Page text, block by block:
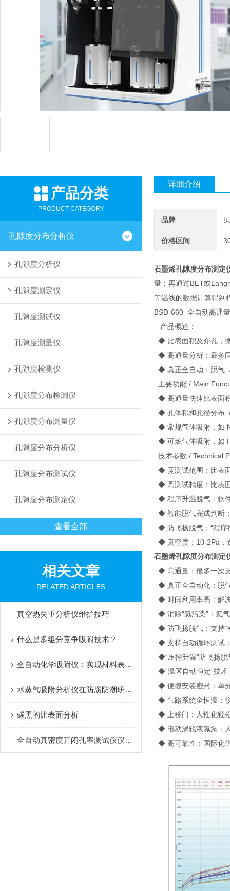
产品分类
PRODUCT CATEGORY
孔隙度分布分析仪
孔隙度分析仪
孔隙度测定仪
孔隙度测试仪
孔隙度测量仪
孔隙度检测仪
孔隙度分布检测仪
孔隙度分布测量仪
孔隙度分布分析仪
孔隙度分布测试仪
孔隙度分布测定仪
查看全部
相关文章
RELATED ARTICLES
真空热失重分析仪维护技巧
什么是多组分竞争吸附技术？
全自动化学吸附仪：实现材料表面研究的智能化
水蒸气吸附分析仪在防腐防潮研究中的关键作用
碳黑的比表面分析
全自动真密度开闭孔率测试仪仪器原理
详细介绍
品牌
价格区间
石墨烯孔隙度分布测定
量；再通过BET或
等温线的数据计算得到
BSD-660 全自动高通
产品概述：
◆ 比表面积及介孔，
◆ 高通量分析：最多
◆ 真正全自动：脱气
主要功能 / Main
◆ 高通量快速比表面
◆ 孔体积和孔径分布
◆ 常规气体吸附，如
◆ 可燃气体吸附，如
技术参数 / Technical
◆ 宽测试范围：比表
◆ 高测试精度：比表
◆ 程序升温脱气：软
◆ 智能脱气完成判断
◆ 防飞扬脱气：“程序
◆ 真空度：10-2Pa，
石墨烯孔隙度分布测定
◆ 高通量：最多一次
◆ 真正全自动化：脱
◆ 时间利用率高：解
◆ 消除“氦污染"：氦
◆ 防飞扬脱气：支持“
◆ 支持自动循环测试
◆“压控升温"防飞扬脱
◆“温区自动恒定"技术
◆ 便捷安装密封：单
◆ 气路系统全恒温：
◆ 上移门：人性化轻
◆ 电动涡轮液氮泵：
◆ 高可靠性：国际化